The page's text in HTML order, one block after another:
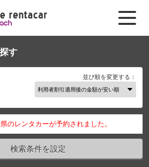
す
並び順を変更する：
のレンタカーが予約されました。
検索条件を設定